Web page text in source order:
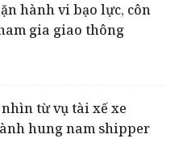
hành vi bạo lực, côn
gia giao thông
nhìn từ vụ tài xế xe
hung nam shipper